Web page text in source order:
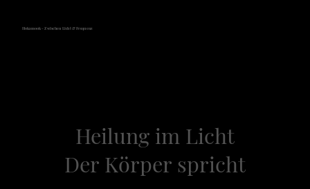
Hokamook - Zwischen Licht & Frequenz
Heilung im Licht
Der Körper spricht